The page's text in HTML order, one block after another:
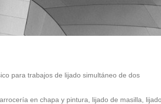
para trabajos de lijado simultáneo de dos
en chapa y pintura, lijado de masilla,